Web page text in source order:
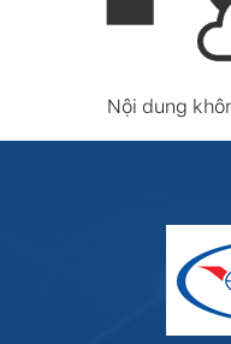
Nội dung